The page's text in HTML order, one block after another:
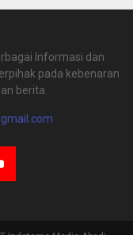
Informasi dan
pada kebenaran
berita.